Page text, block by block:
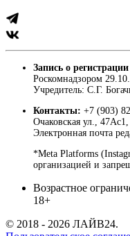
Запись о
Роскомнадзором
Учредитель: С.Г.
Контакты: +7 (903)
Очаковская ул.,
Электронная почта
*Meta Platforms
организацией и
Возрастное
18+
© 2018 - 2026 ЛАЙВ24.